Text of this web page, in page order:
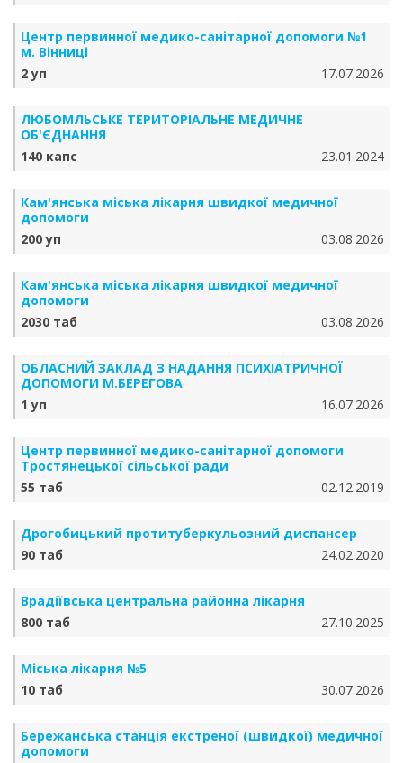
Центр первинної медико-санітарної допомоги №1
м. Вінниці
2 уп
17.07.2026
ЛЮБОМЛЬСЬКЕ ТЕРИТОРІАЛЬНЕ МЕДИЧНЕ
ОБ'ЄДНАННЯ
140 капс
23.01.2024
Кам'янська міська лікарня швидкої медичної
допомоги
200 уп
03.08.2026
Кам'янська міська лікарня швидкої медичної
допомоги
2030 таб
03.08.2026
ОБЛАСНИЙ ЗАКЛАД З НАДАННЯ ПСИХІАТРИЧНОЇ
ДОПОМОГИ М.БЕРЕГОВА
1 уп
16.07.2026
Центр первинної медико-санітарної допомоги
Тростянецької сільської ради
55 таб
02.12.2019
Дрогобицький протитуберкульозний диспансер
90 таб
24.02.2020
Врадіївська центральна районна лікарня
800 таб
27.10.2025
Міська лікарня №5
10 таб
30.07.2026
Бережанська станція екстреної (швидкої) медичної
допомоги